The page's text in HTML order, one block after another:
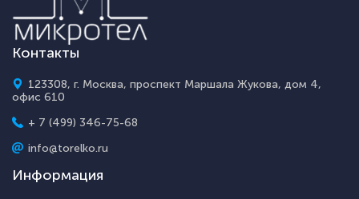
Контакты
123308, г. Москва, проспект Маршала Жукова, дом 4,
офис 610
+ 7 (499) 346-75-68
info@torelko.ru
Информация